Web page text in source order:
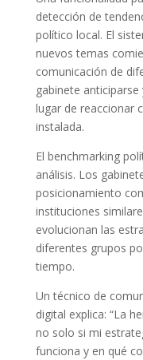
detección de
político local. El
nuevos temas
comunicación de
gabinete
lugar de reaccionar
instalada.
El benchmarking
análisis. Los
posicionamiento
instituciones
evolucionan las
diferentes grupos
tiempo.
Un técnico de
digital explica: “La
no solo si mi
funciona y en qué